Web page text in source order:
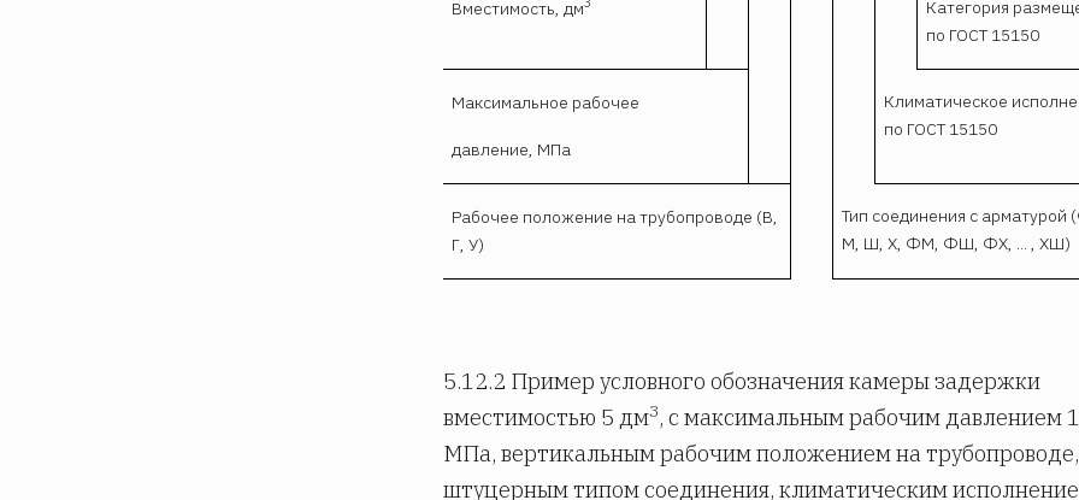
Вместимость, дм
Категория
по ГОСТ 15150
Максимальное рабочее
давление, МПа
Климатическое
по ГОСТ 15150
Рабочее положение на трубопроводе (В,
Г, У)
Тип соединения с арматурой
М, Ш, X, ФМ, ФШ, ФХ, ... , ХШ)
5.12.2 Пример условного обозначения камеры задержки
вместимостью 5 дм3, с максимальным рабочим давлением
МПа, вертикальным рабочим положением на трубопроводе,
штуцерным типом соединения, климатическим